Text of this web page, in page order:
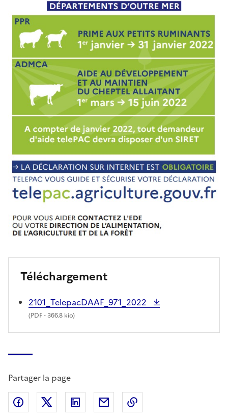
Téléchargement
2101_TelepacDAAF_971_2022
(PDF- 366.8 kio)
Partager la page
Partager sur Facebook
Partager sur X (anciennement Twitter)
Partager sur LinkedIn
Partager par email